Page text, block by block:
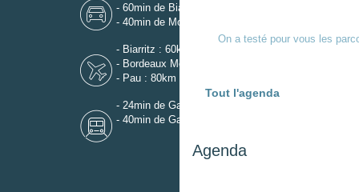
On a testé pour vous les
Tout l'agenda
Agenda
- 60min de Biarritz
- 40min de Mont-de-Marsan
- Biarritz : 60km
- Bordeaux Mérignac : 110km
- Pau : 80km
- 24min de Gare de Dax
- 40min de Gare de Mont-de-Marsan